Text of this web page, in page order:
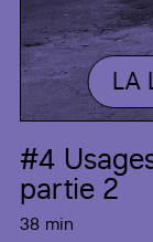
LA
#4
partie 2
38 min